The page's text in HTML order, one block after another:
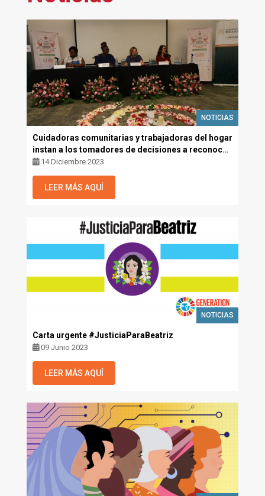
NOTICIAS
Cuidadoras comunitarias y trabajadoras del hogar
instan a los tomadores de decisiones a reconocer
su labor como esencial y eliminar el estigma y la
discriminación
14 Diciembre 2023
LEER MÁS AQUÍ
NOTICIAS
Carta urgente #JusticiaParaBeatriz
09 Junio 2023
LEER MÁS AQUÍ